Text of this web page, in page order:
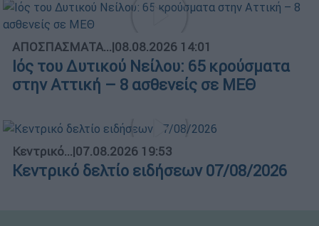
ΑΠΟΣΠΑΣΜΑΤΑ...|08.08.2026 14:01
Ιός του Δυτικού Νείλου: 65 κρούσματα
στην Αττική – 8 ασθενείς σε ΜΕΘ
Κεντρικό...|07.08.2026 19:53
Κεντρικό δελτίο ειδήσεων 07/08/2026